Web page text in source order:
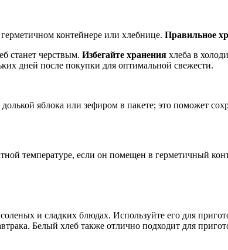
контейнере или хлебнице. Правильное
станет черствым. Избегайте хранения хлеба в
дней после покупки для оптимальной свежести.
яблока или зефиром в пакете; это поможет
температуре, если он помещен в герметичный
и сладких блюдах. Используйте его для
Белый хлеб также отлично подходит для